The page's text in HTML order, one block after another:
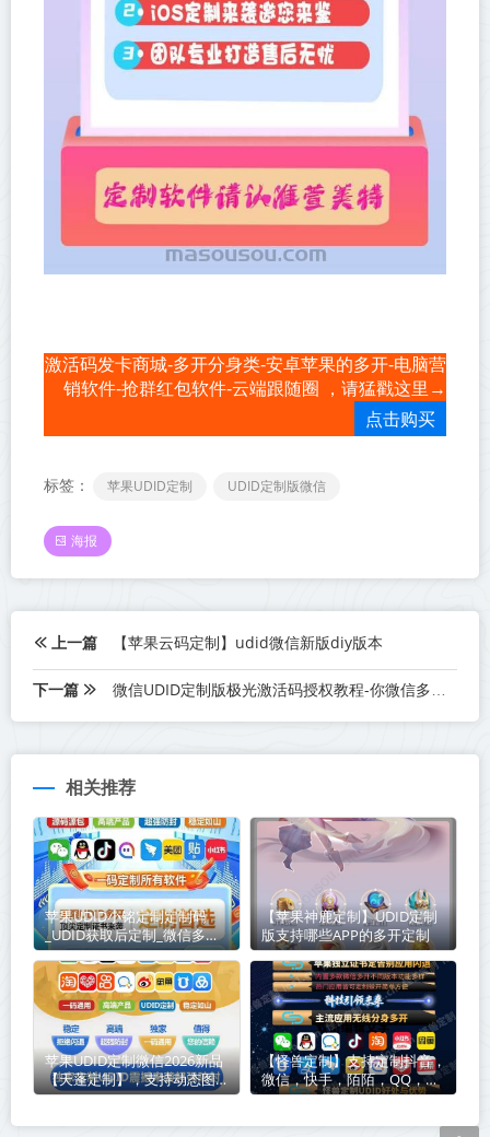
激活码发卡商城-多开分身类-安卓苹果的多开-电脑营
销软件-抢群红包软件-云端跟随圈 ，请猛戳这里→
点击购买
标签： 苹果UDID定制 UDID定制版微信
海报
上一篇 【苹果云码定制】udid微信新版diy版本
下一篇 微信UDID定制版极光激活码授权教程-你微信多开的首选软件
相关推荐
苹果UDID小铭定制定制码
_UDID获取后定制_微信多开
定制版
【苹果神鹿定制】UDID定制
版支持哪些APP的多开定制
苹果UDID定制微信2026新品
【天蓬定制】，支持动态图发
布-支持分身其他app
【怪兽定制】支持定制抖音，
微信，快手，陌陌，QQ，企
业微信，是真的么